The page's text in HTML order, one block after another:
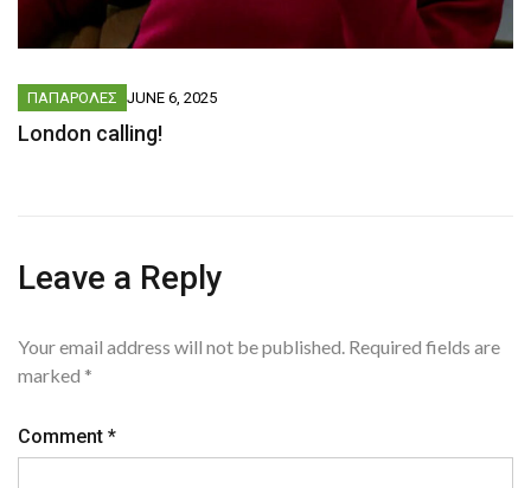
ΠΑΠΑΡΟΛΕΣ JUNE 6, 2025
London calling!
Leave a Reply
Your email address will not be published. Required fields are
marked *
Comment *